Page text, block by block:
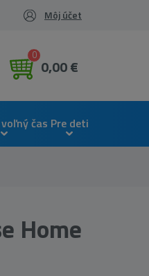
Môj účet
0
0,00 €
čas Pre deti
Home